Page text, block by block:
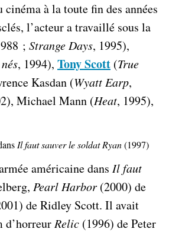
à la toute fin des années
l’acteur a travaillé sous la
; Strange Days, 1995),
, 1994), Tony Scott (True
Kasdan (Wyatt Earp,
Michael Mann (Heat, 1995),
Il faut sauver le soldat Ryan(1997)
américaine dans Il faut
Pearl Harbor (2000) de
de Ridley Scott. Il avait
Relic (1996) de Peter